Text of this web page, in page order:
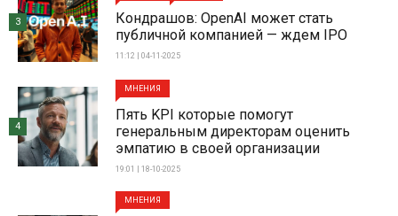
Кондрашов: OpenAI может стать
публичной компанией — ждем IPO
11:12 | 04-11-2025
3
МНЕНИЯ
Пять KPI которые помогут
генеральным директорам оценить
эмпатию в своей организации
19:01 | 18-10-2025
4
МНЕНИЯ